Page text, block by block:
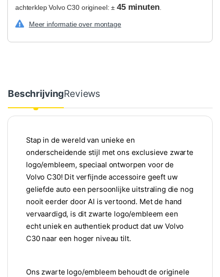
achterklep Volvo C30 origineel: ± 45 minuten.
Meer informatie over montage
BeschrijvingReviews
Stap in de wereld van unieke en
onderscheidende stijl met ons exclusieve zwarte
logo/embleem, speciaal ontworpen voor de
Volvo C30! Dit verfijnde accessoire geeft uw
geliefde auto een persoonlijke uitstraling die nog
nooit eerder door AI is vertoond. Met de hand
vervaardigd, is dit zwarte logo/embleem een
echt uniek en authentiek product dat uw Volvo
C30 naar een hoger niveau tilt.
Ons zwarte logo/embleem behoudt de originele